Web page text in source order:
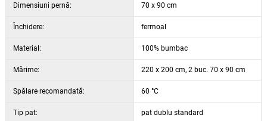
Dimensiuni pernă: 70 x 90 cm
Închidere: fermoal
Material: 100% bumbac
Mărime: 220 x 200 cm, 2 buc. 70 x 90 cm
Spălare recomandată: 60 °C
Tip pat: pat dublu standard